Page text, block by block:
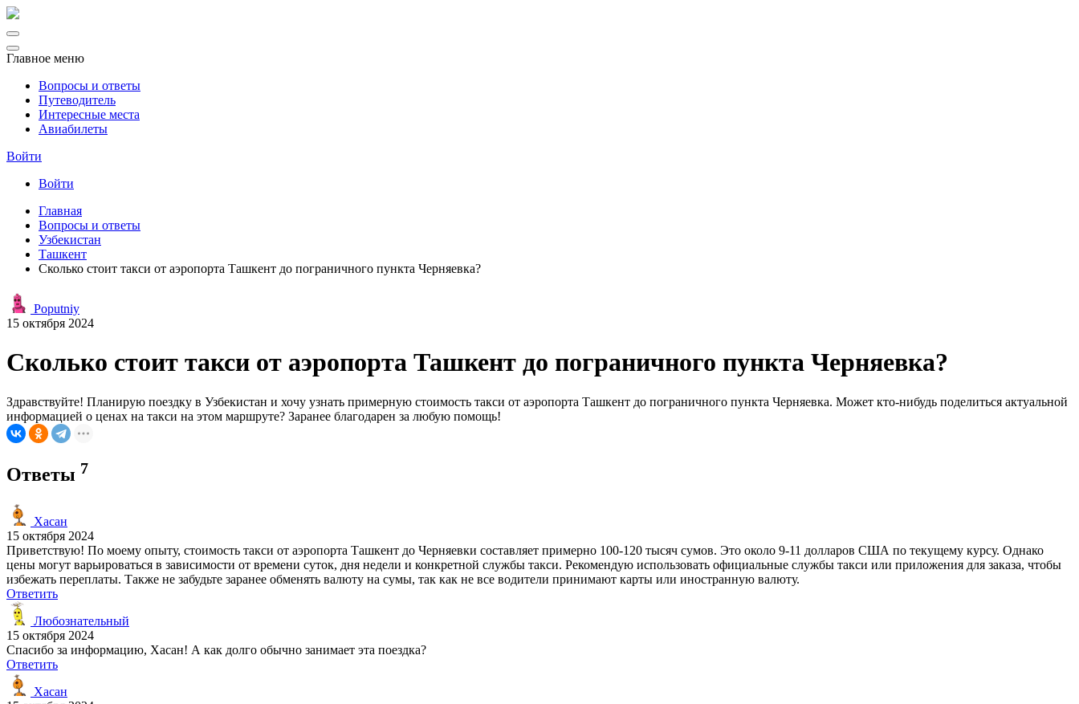
Главное меню
Вопросы и ответы
Путеводитель
Интересные места
Авиабилеты
Войти
Войти
Главная
Вопросы и ответы
Узбекистан
Ташкент
Сколько стоит такси от аэропорта Ташкент до пограничного пункта Черняевка?
Poputniy
15 октября 2024
Сколько стоит такси от аэропорта Ташкент до пограничного пункта Черняевка?
Здравствуйте! Планирую поездку в Узбекистан и хочу узнать примерную стоимость такси от аэропорта Ташкент до пограничного пункта Черняевка. Может кто-нибудь поделиться актуальной
информацией о ценах на такси на этом маршруте? Заранее благодарен за любую помощь!
Ответы 7
Хасан
15 октября 2024
Приветствую! По моему опыту, стоимость такси от аэропорта Ташкент до Черняевки составляет примерно 100-120 тысяч сумов. Это около 9-11 долларов США по текущему курсу. Однако
цены могут варьироваться в зависимости от времени суток, дня недели и конкретной службы такси. Рекомендую использовать официальные службы такси или приложения для заказа, чтобы
избежать переплаты. Также не забудьте заранее обменять валюту на сумы, так как не все водители принимают карты или иностранную валюту.
Ответить
Любознательный
15 октября 2024
Спасибо за информацию, Хасан! А как долго обычно занимает эта поездка?
Ответить
Хасан